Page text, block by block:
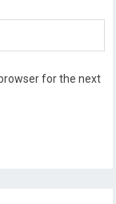
for the next